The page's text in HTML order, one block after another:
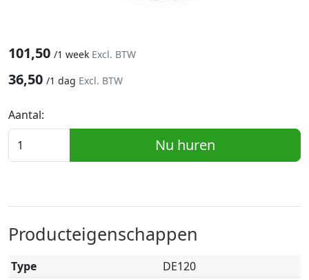
36,50 /1 dag Excl. BTW
101,50 /1 week Excl. BTW
Aantal:
Nu huren
Producteigenschappen
Type
DE120